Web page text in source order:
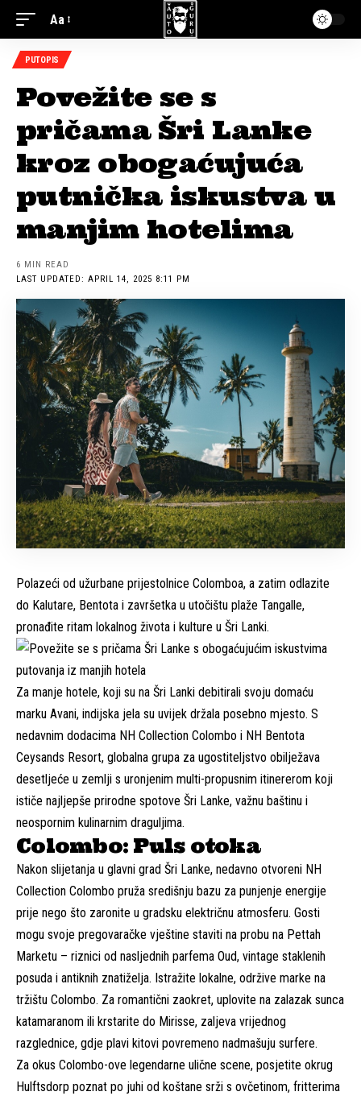
Aa
PUTOPIS
Povežite se s
pričama Šri Lanke
kroz obogaćujuća
putnička iskustva u
manjim hotelima
LAST UPDATED: APRIL 14, 2025 8:11 PM
6 MIN READ
Polazeći od užurbane prijestolnice Colomboa, a zatim odlazite
do Kalutare, Bentota i završetka u utočištu plaže Tangalle,
pronađite ritam lokalnog života i kulture u Šri Lanki.
Za manje hotele, koji su na Šri Lanki debitirali svoju domaću
marku Avani, indijska jela su uvijek držala posebno mjesto. S
nedavnim dodacima NH Collection Colombo i NH Bentota
Ceysands Resort, globalna grupa za ugostiteljstvo obilježava
desetljeće u zemlji s uronjenim multi-propusnim itinererom koji
ističe najljepše prirodne spotove Šri Lanke, važnu baštinu i
neospornim kulinarnim draguljima.
Colombo: Puls otoka
Nakon slijetanja u glavni grad Šri Lanke, nedavno otvoreni NH
Collection Colombo pruža središnju bazu za punjenje energije
prije nego što zaronite u gradsku električnu atmosferu. Gosti
mogu svoje pregovaračke vještine staviti na probu na Pettah
Marketu – riznici od nasljednih parfema Oud, vintage staklenih
posuda i antiknih znatiželja. Istražite lokalne, održive marke na
tržištu Colombo. Za romantični zaokret, uplovite na zalazak sunca
katamaranom ili krstarite do Mirisse, zaljeva vrijednog
razglednice, gdje plavi kitovi povremeno nadmašuju surfere.
Za okus Colombo-ove legendarne ulične scene, posjetite okrug
Hulftsdorp poznat po juhi od koštane srži s ovčetinom, fritterima